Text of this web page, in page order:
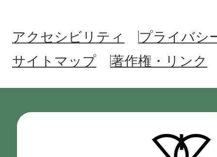
アクセシビリティ
プライバシ
サイトマップ
著作権・リンク